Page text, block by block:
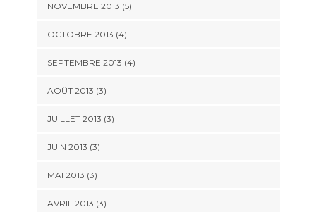
NOVEMBRE 2013 (5)
OCTOBRE 2013 (4)
SEPTEMBRE 2013 (4)
AOÛT 2013 (3)
JUILLET 2013 (3)
JUIN 2013 (3)
MAI 2013 (3)
AVRIL 2013 (3)